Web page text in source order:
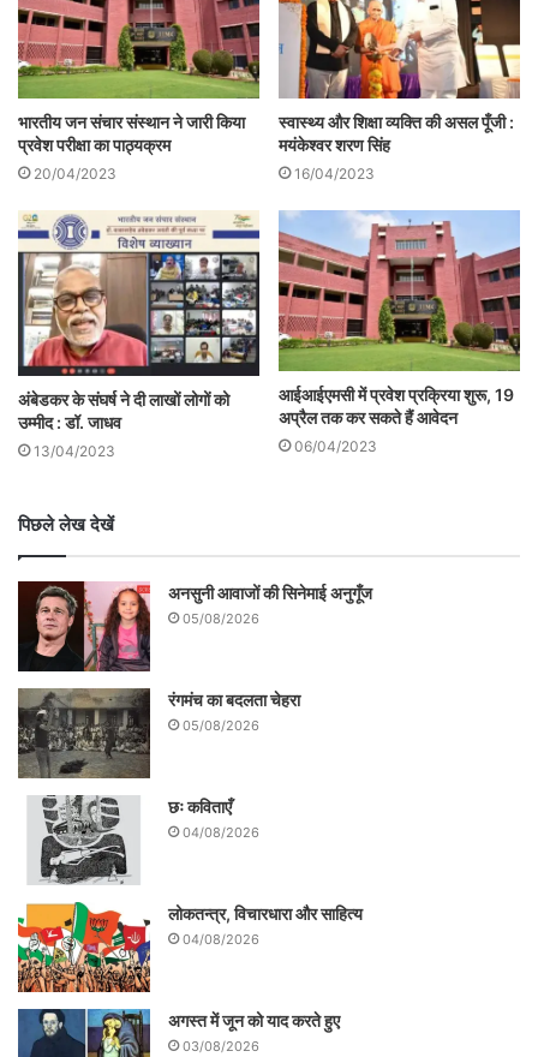
लोग रेडियो और 15% लोग टेलीविजन का प्रयोग
करते हैं, वहीं लगभग 37% लोग ‘इंटरनेट बेस्ड
प्लेटफॉर्म’ पर इस कार्यक्रम को सुनना पसंद करते
हैं।
.
भारतीय जन संचार संस्थान ने जारी किया
प्रवेश परीक्षा का पाठ्यक्रम
20/04/2023
स्वास्थ्य और शिक्षा व्यक्ति की असल पूँजी :
मयंकेश्वर शरण सिंह
16/04/2023
अंबेडकर के संघर्ष ने दी लाखों लोगों को
उम्मीद : डॉ. जाधव
13/04/2023
आईआईएमसी में प्रवेश प्रक्रिया शुरू, 19
अप्रैल तक कर सकते हैं आवेदन
06/04/2023
पिछले लेख देखें
अनसुनी आवाजों की सिनेमाई अनुगूँज
05/08/2026
रंगमंच का बदलता चेहरा
05/08/2026
छः कविताएँ
04/08/2026
लोकतन्त्र, विचारधारा और साहित्य
04/08/2026
अगस्त में जून को याद करते हुए
03/08/2026